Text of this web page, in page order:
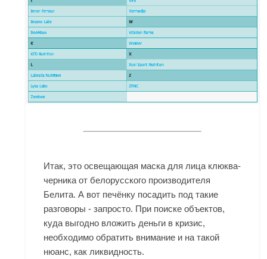
Итак, это освещающая маска для лица клюква-
черника от белорусского производителя
Белита. А вот печёнку посадить под такие
разговоры - запросто. При поиске объектов,
куда выгодно вложить деньги в кризис,
необходимо обратить внимание и на такой
нюанс, как ликвидность.